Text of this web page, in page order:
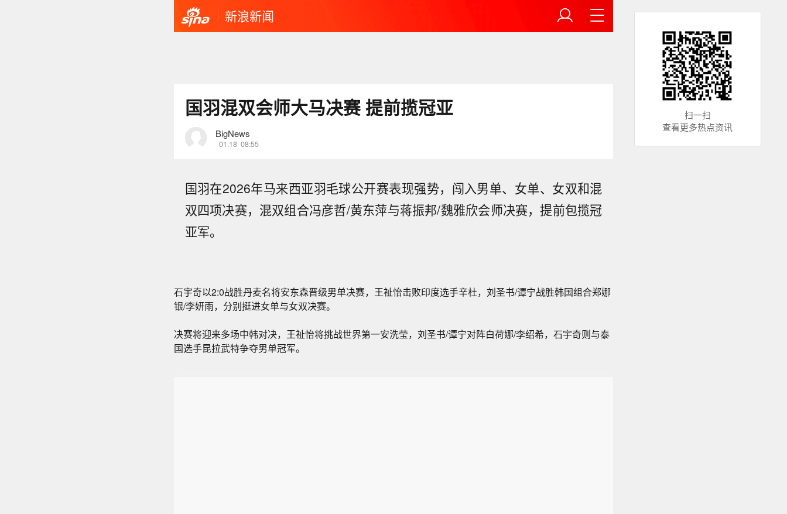
新浪新闻
国羽混双会师大马决赛 提前揽冠亚
BigNews
01.18 08:55
国羽在2026年马来西亚羽毛球公开赛表现强势，闯入男单、女单、女双和混
双四项决赛，混双组合冯彦哲/黄东萍与蒋振邦/魏雅欣会师决赛，提前包揽冠
亚军。
石宇奇以2:0战胜丹麦名将安东森晋级男单决赛，王祉怡击败印度选手辛杜，刘圣书/谭宁战胜韩国组合郑娜
银/李妍雨，分别挺进女单与女双决赛。
决赛将迎来多场中韩对决，王祉怡将挑战世界第一安洗莹，刘圣书/谭宁对阵白荷娜/李绍希，石宇奇则与泰
国选手昆拉武特争夺男单冠军。
扫一扫
查看更多热点资讯